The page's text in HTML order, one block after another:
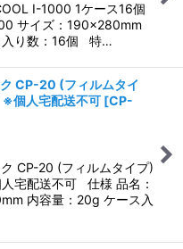
I-1000 1ケース16個
サイズ：190×280mm
入り数：16個 特…
CP-20 (フィルムタイ
個人宅配送不可 [CP-
CP-20 (フィルムタイプ)
宅配送不可 仕様 品名：
内容量：20g ケース入